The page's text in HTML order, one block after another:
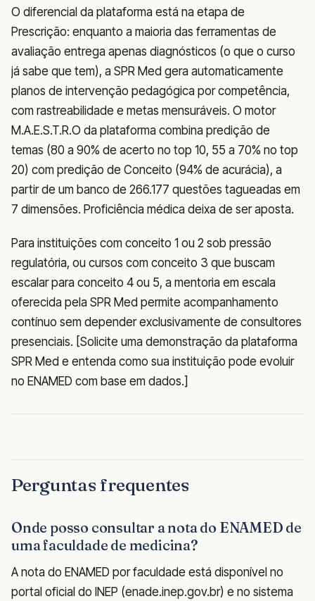
O diferencial da plataforma está na etapa de
Prescrição: enquanto a maioria das ferramentas de
avaliação entrega apenas diagnósticos (o que o curso
já sabe que tem), a SPR Med gera automaticamente
planos de intervenção pedagógica por competência,
com rastreabilidade e metas mensuráveis. O motor
M.A.E.S.T.R.O da plataforma combina predição de
temas (80 a 90% de acerto no top 10, 55 a 70% no top
20) com predição de Conceito (94% de acurácia), a
partir de um banco de 266.177 questões tagueadas em
7 dimensões. Proficiência médica deixa de ser aposta.
Para instituições com conceito 1 ou 2 sob pressão
regulatória, ou cursos com conceito 3 que buscam
escalar para conceito 4 ou 5, a mentoria em escala
oferecida pela SPR Med permite acompanhamento
contínuo sem depender exclusivamente de consultores
presenciais. [Solicite uma demonstração da plataforma
SPR Med e entenda como sua instituição pode evoluir
no ENAMED com base em dados.]
Perguntas frequentes
Onde posso consultar a nota do ENAMED de
uma faculdade de medicina?
A nota do ENAMED por faculdade está disponível no
portal oficial do INEP (enade.inep.gov.br) e no sistema